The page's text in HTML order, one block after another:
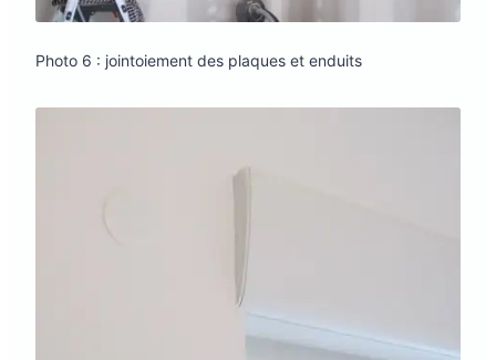
Photo 6 : jointoiement des plaques et enduits